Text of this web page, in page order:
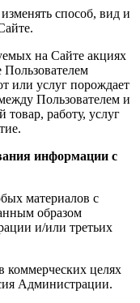
способ, вид и
на Сайте акциях
Пользователем
или услуг порождает
Пользователем и
работу, услуг
информации с
материалов с
образом
и/или третьих
коммерческих целях
Администрации.